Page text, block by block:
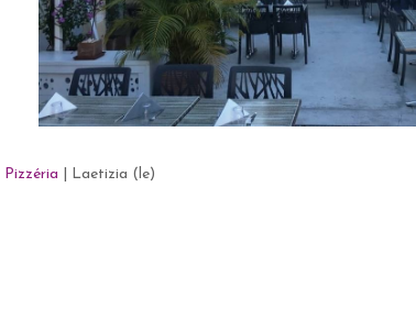
Pizzéria Laetizia (le)